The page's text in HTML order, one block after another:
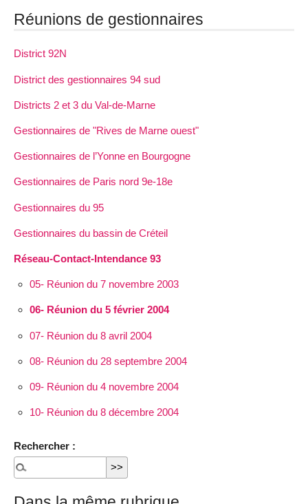
Réunions de gestionnaires
District 92N
District des gestionnaires 94 sud
Districts 2 et 3 du Val-de-Marne
Gestionnaires de "Rives de Marne ouest"
Gestionnaires de l’Yonne en Bourgogne
Gestionnaires de Paris nord 9e-18e
Gestionnaires du 95
Gestionnaires du bassin de Créteil
Réseau-Contact-Intendance 93
05- Réunion du 7 novembre 2003
06- Réunion du 5 février 2004
07- Réunion du 8 avril 2004
08- Réunion du 28 septembre 2004
09- Réunion du 4 novembre 2004
10- Réunion du 8 décembre 2004
Rechercher :